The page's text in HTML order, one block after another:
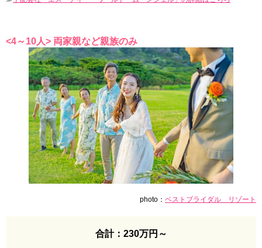
<4～10人> 両家親など親族のみ
photo： ベストブライダル リゾート
合計：230万円～